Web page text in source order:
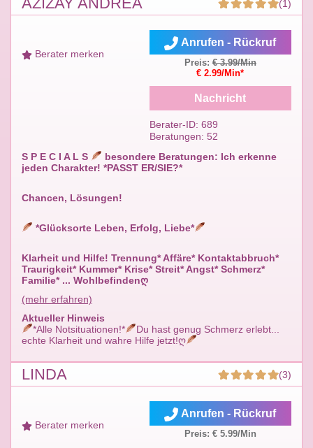
(1)
Berater merken
S P E C I A L S
besondere Beratungen: Ich erkenne
jeden Charakter! *PASST ER/SIE?*
Chancen, Lösungen!
*Glücksorte Leben, Erfolg, Liebe*
Klarheit und Hilfe! Trennung* Affäre* Kontaktabbruch*
Traurigkeit* Kummer* Krise* Streit* Angst* Schmerz*
Familie* ... Wohlbefindenღ
(mehr erfahren)
Aktueller Hinweis
*Alle Notsituationen!*
Du hast genug Schmerz erlebt...
echte Klarheit und wahre Hilfe jetzt!ღ
Anrufen - Rückruf
Preis:€ 3.99/Min
€ 2.99/Min*
Nachricht
Berater-ID: 689
Beratungen: 52
LINDA (3)
Berater merken
Anrufen - Rückruf
Preis: € 5.99/Min